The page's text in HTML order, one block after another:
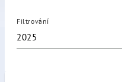
Filtrování
2025